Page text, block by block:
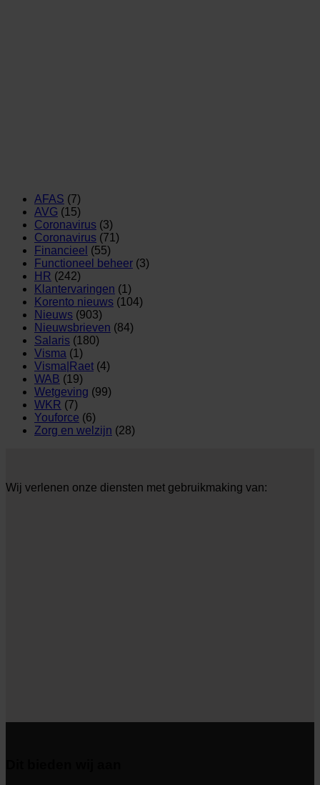
AFAS (7)
AVG (15)
Coronavirus (3)
Coronavirus (71)
Financieel (55)
Functioneel beheer (3)
HR (242)
Klantervaringen (1)
Korento nieuws (104)
Nieuws (903)
Nieuwsbrieven (84)
Salaris (180)
Visma (1)
Visma|Raet (4)
WAB (19)
Wetgeving (99)
WKR (7)
Youforce (6)
Zorg en welzijn (28)
Wij verlenen onze diensten met gebruikmaking van: